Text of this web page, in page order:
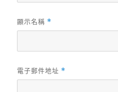
顯示名稱 *
電子郵件地址 *